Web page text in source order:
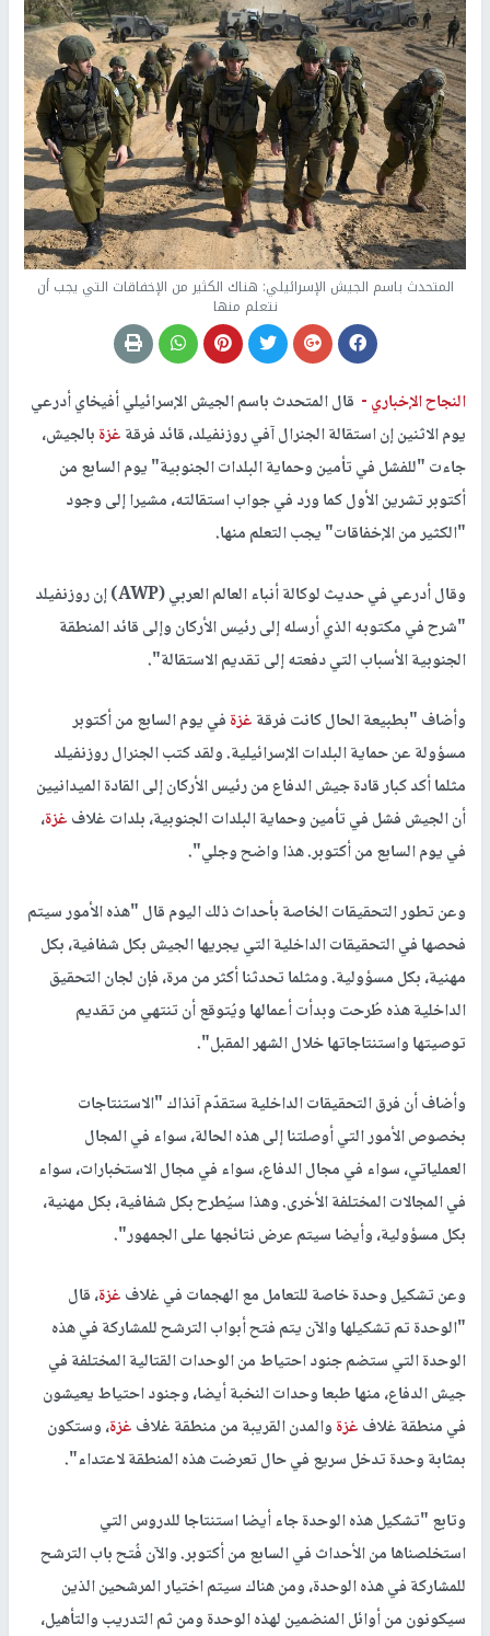
المتحدث باسم الجيش الإسرائيلي: هناك الكثير من الإخفاقات التي يجب أن
نتعلم منها
النجاح الإخباري - قال المتحدث باسم الجيش الإسرائيلي أفيخاي أدرعي
يوم الاثنين إن استقالة الجنرال آفي روزنفيلد، قائد فرقةغزةبالجيش،
جاءت "للفشل في تأمين وحماية البلدات الجنوبية" يوم السابع من
أكتوبر تشرين الأول كما ورد في جواب استقالته، مشيرا إلى وجود
"الكثير من الإخفاقات" يجب التعلم منها.
وقال أدرعي في حديث لوكالة أنباء العالم العربي (AWP) إن روزنفيلد
"شرح في مكتوبه الذي أرسله إلى رئيس الأركان وإلى قائد المنطقة
الجنوبية الأسباب التي دفعته إلى تقديم الاستقالة".
وأضاف "بطبيعة الحال كانت فرقةغزةفي يوم السابع من أكتوبر
مسؤولة عن حماية البلدات الإسرائيلية. ولقد كتب الجنرال روزنفيلد
مثلما أكد كبار قادة جيش الدفاع من رئيس الأركان إلى القادة الميدانيين
أن الجيش فشل في تأمين وحماية البلدات الجنوبية، بلدات غلافغزة،
في يوم السابع من أكتوبر. هذا واضح وجلي".
وعن تطور التحقيقات الخاصة بأحداث ذلك اليوم قال "هذه الأمور سيتم
فحصها في التحقيقات الداخلية التي يجريها الجيش بكل شفافية، بكل
مهنية، بكل مسؤولية. ومثلما تحدثنا أكثر من مرة، فإن لجان التحقيق
الداخلية هذه طُرحت وبدأت أعمالها ويُتوقع أن تنتهي من تقديم
توصيتها واستنتاجاتها خلال الشهر المقبل".
وأضاف أن فرق التحقيقات الداخلية ستقدّم آنذاك "الاستنتاجات
بخصوص الأمور التي أوصلتنا إلى هذه الحالة، سواء في المجال
العملياتي، سواء في مجال الدفاع، سواء في مجال الاستخبارات، سواء
في المجالات المختلفة الأخرى. وهذا سيُطرح بكل شفافية، بكل مهنية،
بكل مسؤولية، وأيضا سيتم عرض نتائجها على الجمهور".
وعن تشكيل وحدة خاصة للتعامل مع الهجمات في غلافغزة، قال
"الوحدة تم تشكيلها والآن يتم فتح أبواب الترشح للمشاركة في هذه
الوحدة التي ستضم جنود احتياط من الوحدات القتالية المختلفة في
جيش الدفاع، منها طبعا وحدات النخبة أيضا، وجنود احتياط يعيشون
في منطقة غلافغزةوالمدن القريبة من منطقة غلافغزة، وستكون
بمثابة وحدة تدخل سريع في حال تعرضت هذه المنطقة لاعتداء".
وتابع "تشكيل هذه الوحدة جاء أيضا استنتاجا للدروس التي
استخلصناها من الأحداث في السابع من أكتوبر. والآن فُتح باب الترشح
للمشاركة في هذه الوحدة، ومن هناك سيتم اختيار المرشحين الذين
سيكونون من أوائل المنضمين لهذه الوحدة ومن ثم التدريب والتأهيل،